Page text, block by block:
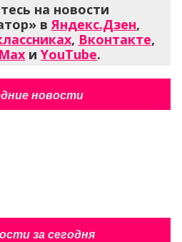
на новости
вЯндекс.Дзен,
, Вконтакте,
Max и YouTube.
новости
за сегодня